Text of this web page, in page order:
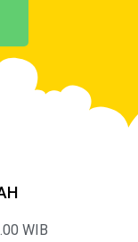
WIB